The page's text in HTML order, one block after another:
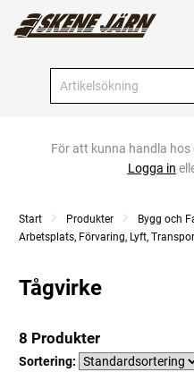
För att kunna handla hos
Logga in
Start Produkter
Bygg och
Arbetsplats, Förvaring, Lyft,
Tågvirke
8 Produkter
Sortering: